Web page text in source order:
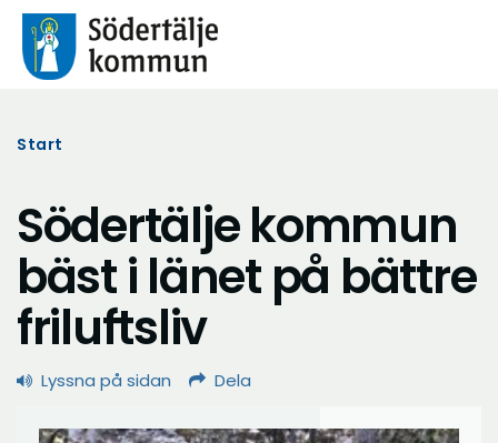
Start
Södertälje kommun
bäst i länet på bättre
friluftsliv
Lyssna på sidan Dela